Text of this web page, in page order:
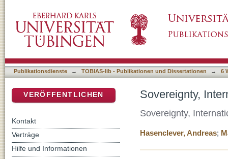
Publikationsdienste → TOBIAS-lib - Publikationen und Dissertationen → 6
Sovereignty,
Sovereignty,
Hasenclever, Andreas;
VERÖFFENTLICHEN
Kontakt
Verträge
Hilfe und Informationen